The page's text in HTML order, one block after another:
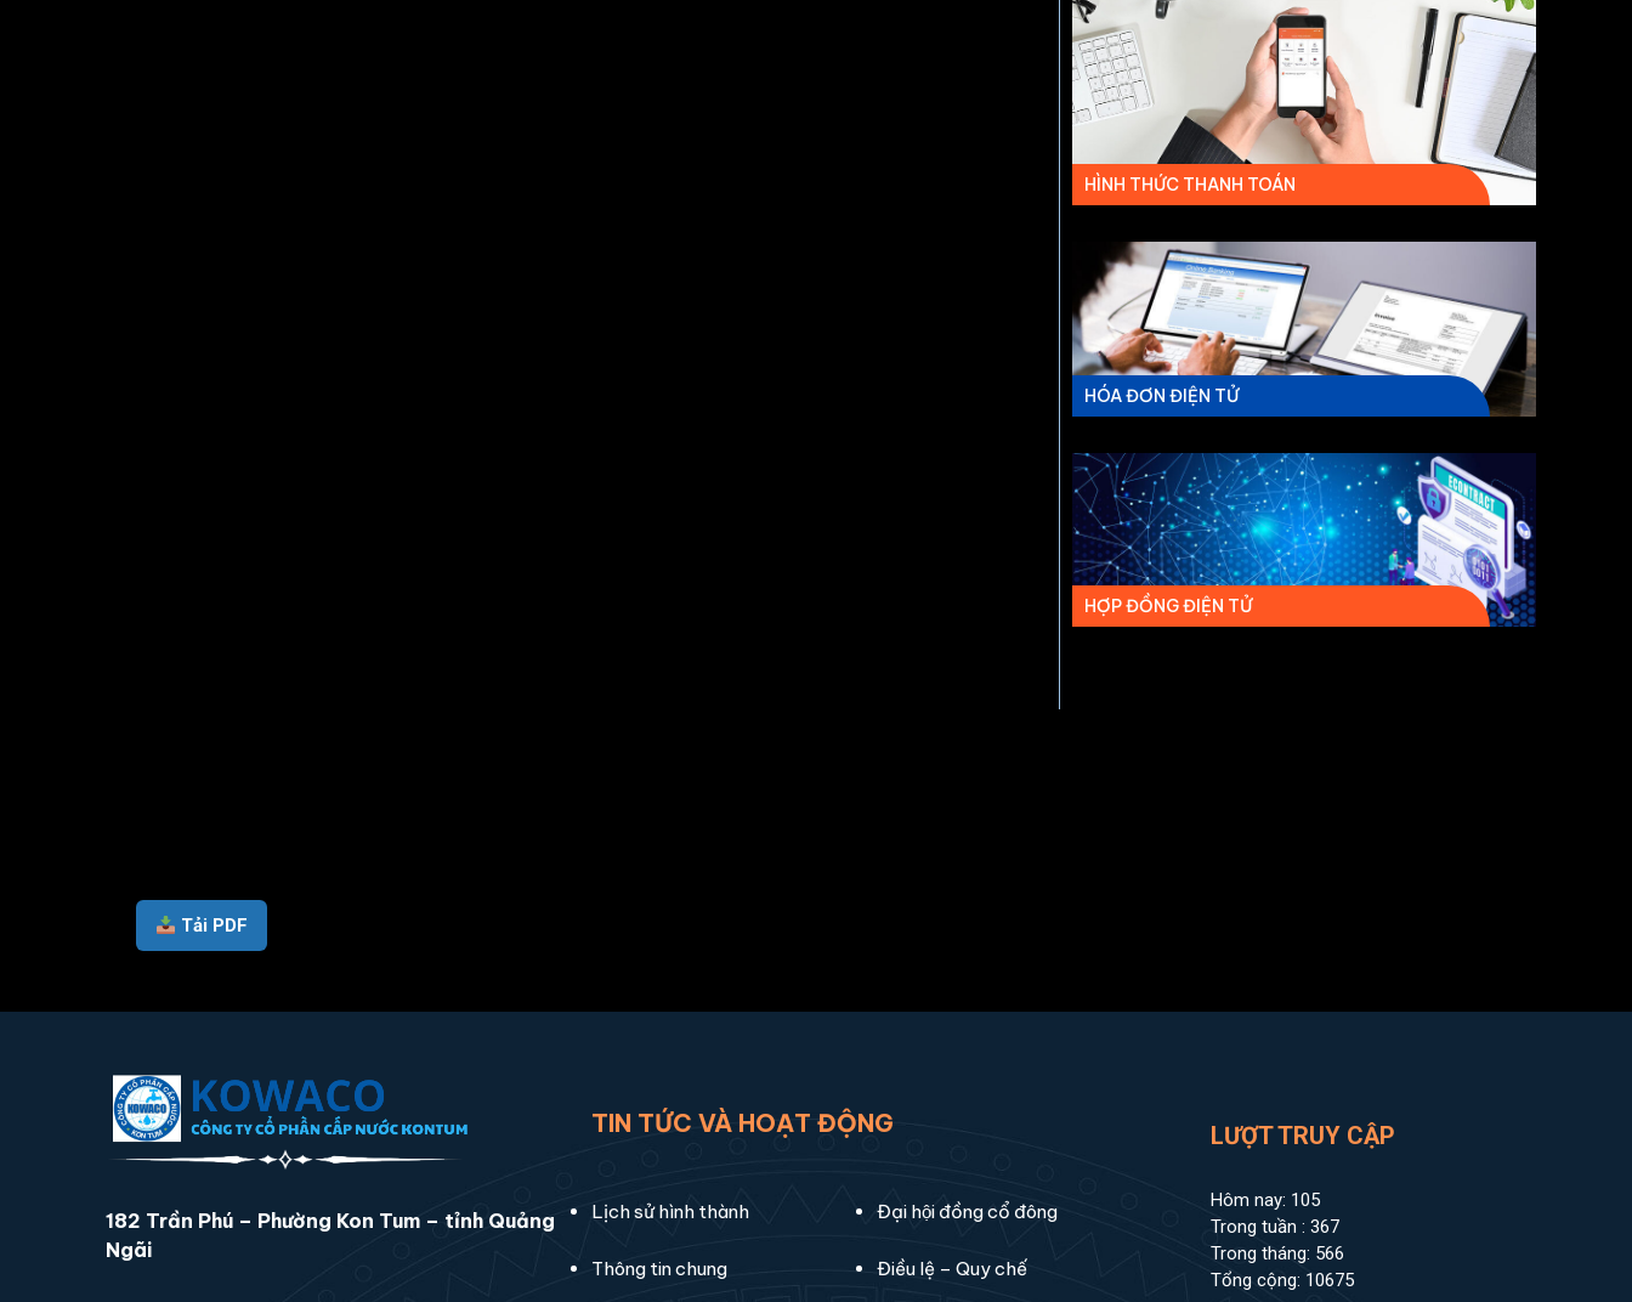
Tải PDF
HÌNH THỨC THANH TOÁN
HÓA ĐƠN ĐIỆN TỬ
HỢP ĐỒNG ĐIỆN TỬ
182 Trần Phú – Phường Kon Tum – tỉnh Quảng
Ngãi
TIN TỨC VÀ HOẠT ĐỘNG
Lịch sử hình thành
Thông tin chung
Đại hội đồng cổ đông
Điều lệ – Quy chế
LƯỢT TRUY CẬP
Hôm nay: 105
Trong tuần : 367
Trong tháng: 566
Tổng cộng: 10675